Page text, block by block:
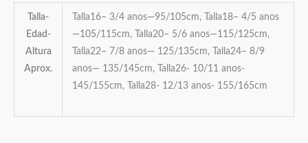
Talla-
Edad-
Altura
Aprox.
Talla16– 3/4 anos—95/105cm, Talla18– 4/5 anos
—105/115cm, Talla20– 5/6 anos—115/125cm,
Talla22– 7/8 anos— 125/135cm, Talla24– 8/9
anos— 135/145cm, Talla26- 10/11 anos-
145/155cm, Talla28- 12/13 anos- 155/165cm